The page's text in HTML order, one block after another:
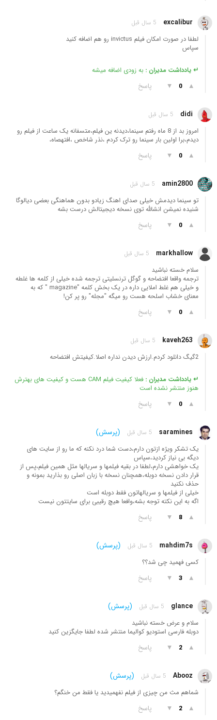
excalibur 5 سال قبل
لطفا در صورت امکان فیلم invictus رو هم اضافه کنید
سپاس
↵ یادداشت مدیران : به زودی اضافه میشه
▲
0
▼ پاسخ
didi 5 سال قبل
امروز بد از 8 ماه رفتم سینما،دیدنه ین فیلم،متسفانه یک ساعت از فیلم رو
دیدم،برا اولین بار سینما رو ترک کردم ،نذر شاخص ،افتهصاه،
▲
0
▼ پاسخ
amin2800 5 سال قبل
تو سینما دیدمش خیلی صدای اهنگ زیادو بدون هماهنگی بعضی دیالوگا
شنیده نمیشن انشالله توی نسخه دیجیتالش درست بشه
▲
0
▼ پاسخ
markhallow 5 سال قبل
سلام خسته نباشید
ترجمه واقعا افتضاحه و گوگل ترنسلیتی ترجمه شده خیلی از کلمه ها غلطه
و خیلی هم غلط املایی داره در یک بخش کلمه "magazine " که به
معنای خشاب اسلحه هست رو میگه "مجله" رو پر کن!
▲
0
▼ پاسخ
kaveh263 5 سال قبل
2گیگ دانلود کردم.ارزش دیدن نداره اصلا.کیفیتش افتضاحه
↵ یادداشت مدیران :
فعلا کیفیت فیلم CAM هست و کیفیت های بهترش
هنوز منتشر نشده است
▲
0
▼ پاسخ
saramines 5 سال قبل (پرسش)
یک تشکر ویژه ازتون دارم،دست شما درد نکنه که ما رو از سایت های
دیگه بی نیاز کردید،سپاس
یک خواهشی دارم،لطفا در بقیه فیلمها و سریالها مثل همین فیلم،پس از
قرار دادن نسخه دوبله،همچنان نسخه با زبان اصلی رو بذارید بمونه و
حذف نکنید
خیلی از فیلمها و سریالهاتون فقط دوبله است
اگه به این نکته توجه بشه،وافعا هیچ رقیبی برای سایتتون نیست
▲
8
▼ پاسخ
mahdim7s 5 سال قبل (پرسش)
کسی فهمید چی شد؟؟
▲
3
▼ پاسخ
glance 5 سال قبل (پرسش)
سلام و عرض خسته نباشید
دوبله فارسی استودیو کوالیما منتشر شده لطفا جایگزین کنید
▲
2
▼ پاسخ
Abooz 5 سال قبل (پرسش)
شماهم مث من چیزی از فیلم نفهمیدید یا فقط من خنگم؟
▲
2
▼ پاسخ